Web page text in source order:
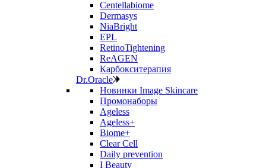
Centellabiome
Dermasys
NiaBright
EPL
RetinoTightening
ReAGEN
Карбокситерапия
Dr.Oracle
Новинки Image Skincare
Промонаборы
Ageless
Ageless+
Biome+
Clear Cell
Daily prevention
I Beauty